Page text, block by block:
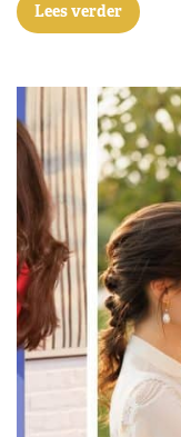
Lees verder